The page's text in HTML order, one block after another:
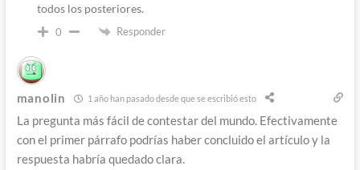
todos los posteriores.
0 Responder
manolin 1 año han pasado desde que se escribió esto
La pregunta más fácil de contestar del mundo. Efectivamente
con el primer párrafo podrías haber concluido el artículo y la
respuesta habría quedado clara.